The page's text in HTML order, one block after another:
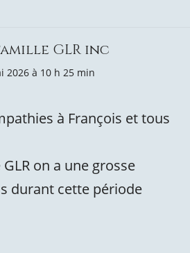
GLR inc
2026 à 10 h 25 min
à François et tous
on a une grosse
durant cette période